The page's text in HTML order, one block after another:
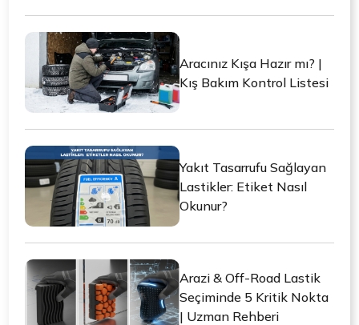
Aracınız Kışa Hazır mı? |
Kış Bakım Kontrol Listesi
Yakıt Tasarrufu Sağlayan
Lastikler: Etiket Nasıl
Okunur?
Arazi & Off-Road Lastik
Seçiminde 5 Kritik Nokta
| Uzman Rehberi